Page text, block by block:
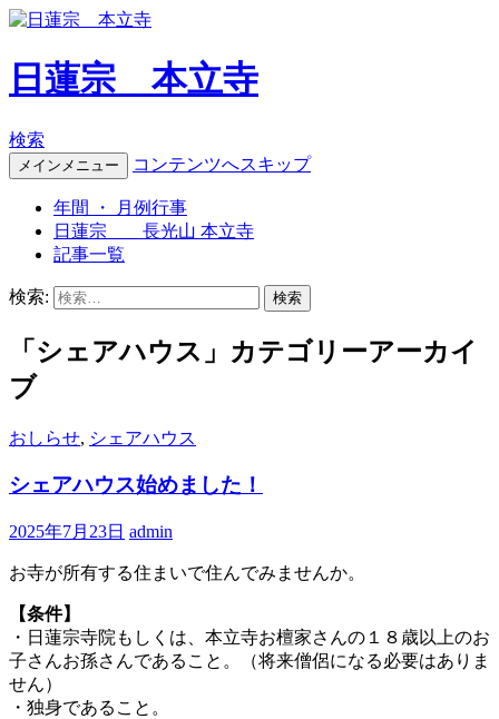
日蓮宗 本立寺
検索
メインメニュー コンテンツへスキップ
年間 ・ 月例行事
日蓮宗 長光山 本立寺
記事一覧
検索:
「シェアハウス」カテゴリーアーカイ
ブ
おしらせ, シェアハウス
シェアハウス始めました！
2025年7月23日 admin
お寺が所有する住まいで住んでみませんか。
【条件】
・日蓮宗寺院もしくは、本立寺お檀家さんの１８歳以上のお
子さんお孫さんであること。（将来僧侶になる必要はありま
せん）
・独身であること。